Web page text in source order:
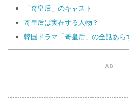
「奇皇后」のキャスト
奇皇后は実在する人物？
韓国ドラマ「奇皇后」の全話あら
AD